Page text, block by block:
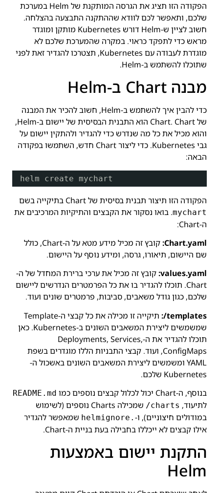
הפקודה הזו תציג את הגרסה המותקנת של Helm במערכת
שלכם, ותאפשר לכם לוודא שההתקנה התבצעה בהצלחה.
חשוב לציין ש-Helm דורש Kubernetes מותקן ומוגדר
מראש כדי לתפקד כראוי. במקרה שהמערכת שלכם לא
מוגדרת לעבודה עם Kubernetes, תצטרכו להגדיר זאת לפני
שתוכלו להשתמש ב-Helm.
מבנה Chart ב-Helm
כדי להבין איך להשתמש ב-Helm, חשוב להכיר את המבנה
של Chart. Chart הוא התבנית הבסיסית של יישום ב-Helm,
והוא מכיל את כל מה שנדרש כדי להגדיר ולהתקין יישום על
גבי Kubernetes. כדי ליצור Chart חדש, השתמשו בפקודה
הבאה:
helm create mychart
הפקודה הזו תיצור תבנית בסיסית של Chart בתיקייה בשם
mychart. בואו נסקור את הקבצים והתיקיות המרכיבים את
ה-Chart:
Chart.yaml:
קובץ זה מכיל מידע מטא על ה-Chart, כולל
שם היישום, תיאורו, גרסה, ומידע נוסף על היישום.
values.yaml: קובץ זה מכיל את ערכי ברירת המחדל של ה-
Chart. תוכלו להגדיר בו את כל הפרמטרים הנדרשים ליישום
שלכם, כגון גודל משאבים, סביבות, פרמטרים שונים ועוד.
templates/:
תיקייה זו מכילה את כל קבצי ה-Template
שמשמשים ליצירת המשאבים השונים ב-Kubernetes. כאן
תוכלו להגדיר את ה-Deployments, Services,
ConfigMaps, ועוד. קבצי התבניות הללו מוגדרים בשפת
YAML ומשמשים ליצירת המשאבים השונים באשכול ה-
Kubernetes שלכם.
בנוסף, ה-Chart יכול לכלול קבצים נוספים כמו
README.md
לתיעוד, charts/
שמכילה Charts נוספים (לשימוש
במודולים חיצוניים), ו- .helmignore
שמאפשר להגדיר
אילו קבצים לא ייכללו בחבילה בעת בניית ה-Chart.
התקנת יישום באמצעות
Helm